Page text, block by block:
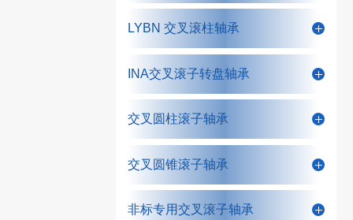
LYBN 交叉滚柱轴承
INA交叉滚子转盘轴承
交叉圆柱滚子轴承
交叉圆锥滚子轴承
非标专用交叉滚子轴承